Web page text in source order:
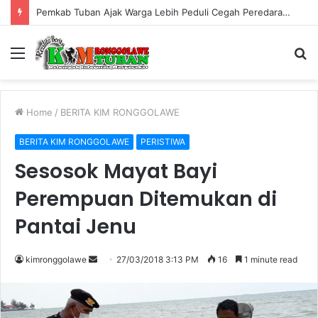
Pemkab Tuban Ajak Warga Lebih Peduli Cegah Peredaran Rokok Ilegal
Menu
Home / BERITA KIM RONGGOLAWE
BERITA KIM RONGGOLAWE PERISTIWA
Sesosok Mayat Bayi
Perempuan Ditemukan di
Pantai Jenu
kimronggolawe
d
27/03/2018 3:13 PM 16 1 minute read